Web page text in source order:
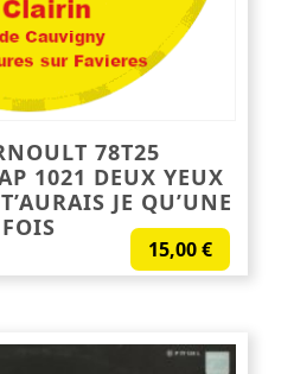
78T25
1021 DEUX YEUX
JE QU’UNE
FOIS
15,00€